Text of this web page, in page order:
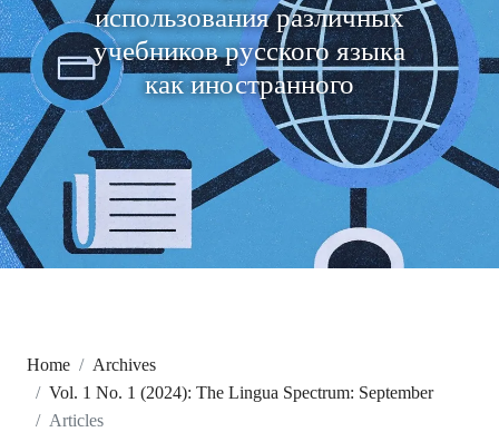
использования различных
учебников русского языка
как иностранного
Home
Archives
Vol. 1 No. 1 (2024): The Lingua Spectrum: September
Articles